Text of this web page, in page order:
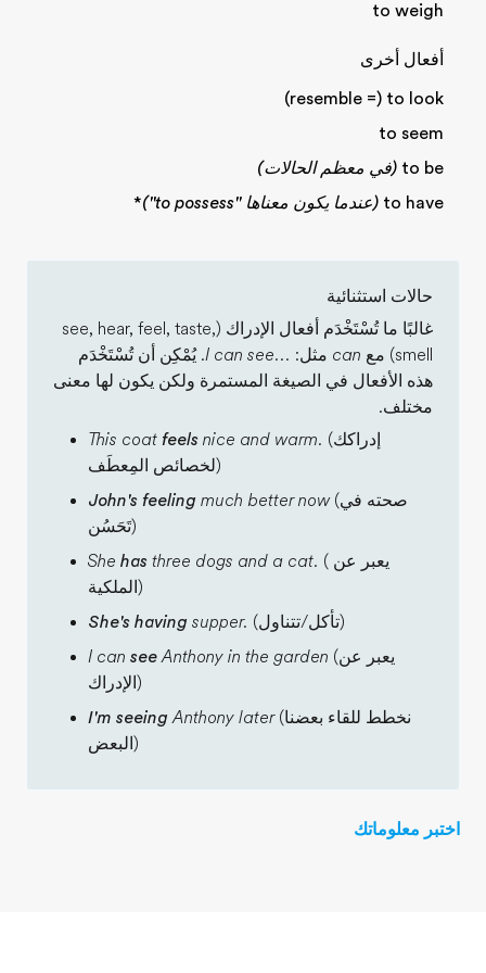
to weigh
أفعال أخرى
(resemble =) to look
to seem
to be (في معظم الحالات)
to have
(عندما يكون معناها "to possess" )
*
حالات استثنائية
غالبًا ما تُسْتَخْدَم أفعال الإدراك (see, hear, feel, taste,
smell) مع
can مثل: I can see.... يُمْكِن أن تُسْتَخْدَم
هذه الأفعال في الصيغة المستمرة ولكن يكون لها معنى
مختلف.
This coat feels nice and warm. (إدراكك
لخصائص المِعطَف)
John's feeling much better now(صحته في
تَحَسُن)
She has three dogs and a cat. ( يعبر عن
الملكية)
She's having supper.
(تأكل/تتناول)
I can seeAnthony in the garden (يعبر عن
الإدراك)
I'm seeing Anthony later(نخطط للقاء بعضنا
البعض)
اختبر معلوماتك